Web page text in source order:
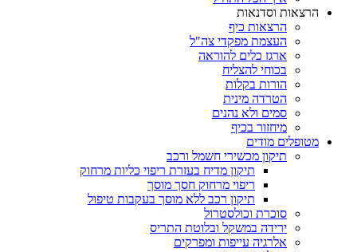
הרצאות וסדנאות
הרצאות כיף
העצמת מפקדי צה"ל
ארגז כלים להוראה
בכוחי להצליח
הורות בקלות
הטרדה מינית
סמים ולא נהנים
מיחזור בכיף
מטופלים מודים
תיקון מכשירי חשמל ורכב
תיקון מדיח בעזרת ריפוי כליות מרחוק
ריפוי מרחוק חסך מוסך
תיקון רכב ללא מוסך בעקבות טיפול
סוכרת וכולסטרול
ירידה במשקל ובלוטת התריס
אלרגיה עייפות ומפרקים